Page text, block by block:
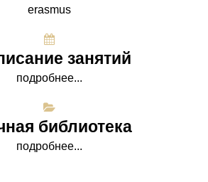
erasmus
занятий
подробнее...
библиотека
подробнее...